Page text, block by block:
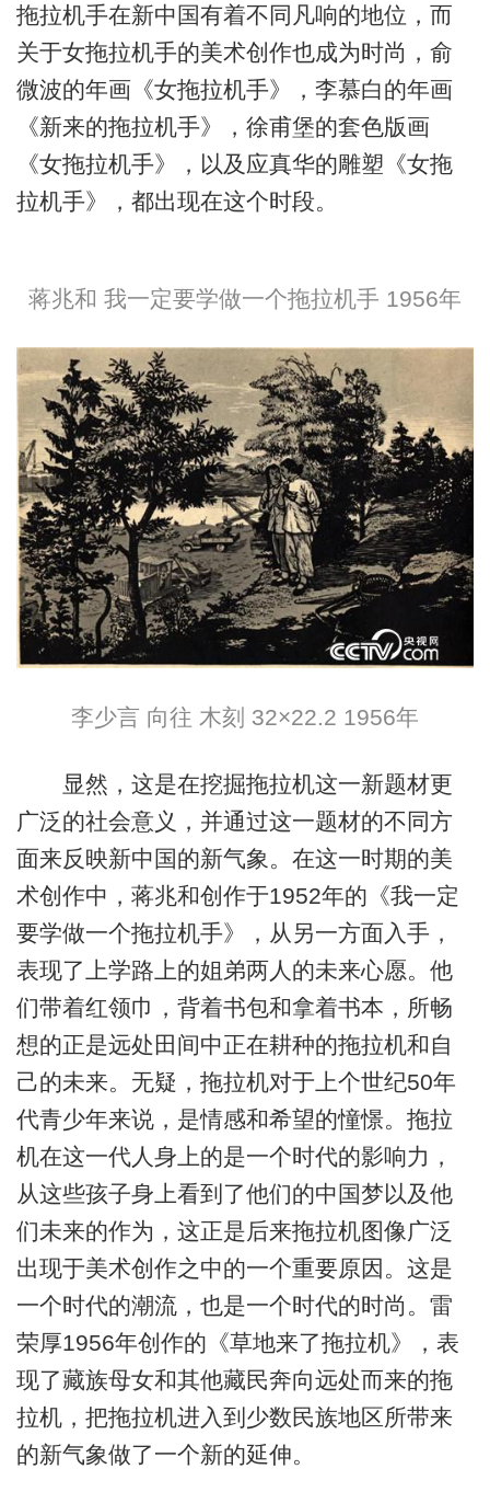
拖拉机手在新中国有着不同凡响的地位，而
关于女拖拉机手的美术创作也成为时尚，俞
微波的年画《女拖拉机手》，李慕白的年画
《新来的拖拉机手》，徐甫堡的套色版画
《女拖拉机手》，以及应真华的雕塑《女拖
拉机手》，都出现在这个时段。
蒋兆和 我一定要学做一个拖拉机手 1956年
李少言 向往 木刻 32×22.2 1956年
显然，这是在挖掘拖拉机这一新题材更
广泛的社会意义，并通过这一题材的不同方
面来反映新中国的新气象。在这一时期的美
术创作中，蒋兆和创作于1952年的《我一定
要学做一个拖拉机手》，从另一方面入手，
表现了上学路上的姐弟两人的未来心愿。他
们带着红领巾，背着书包和拿着书本，所畅
想的正是远处田间中正在耕种的拖拉机和自
己的未来。无疑，拖拉机对于上个世纪50年
代青少年来说，是情感和希望的憧憬。拖拉
机在这一代人身上的是一个时代的影响力，
从这些孩子身上看到了他们的中国梦以及他
们未来的作为，这正是后来拖拉机图像广泛
出现于美术创作之中的一个重要原因。这是
一个时代的潮流，也是一个时代的时尚。雷
荣厚1956年创作的《草地来了拖拉机》，表
现了藏族母女和其他藏民奔向远处而来的拖
拉机，把拖拉机进入到少数民族地区所带来
的新气象做了一个新的延伸。